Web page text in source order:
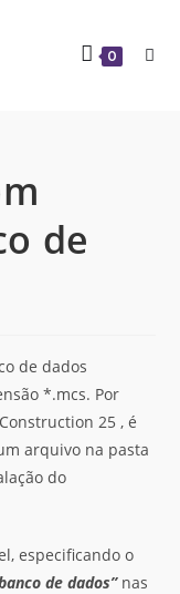
0
de
de dados
*.mcs. Por
25 , é
arquivo na pasta
do
especificando o
de dados”nas